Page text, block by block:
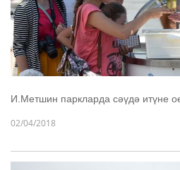
И.Метшин паркларда сәүдә итүне
02/04/2018